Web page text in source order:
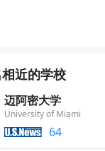
近的学校
迈阿密大学
University of Miami
64